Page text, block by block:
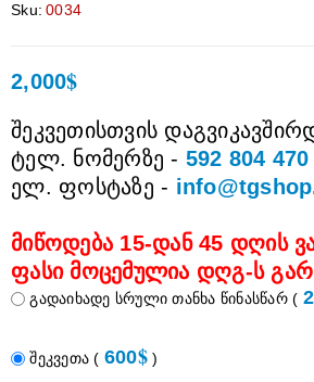
Sku: 0034
2,000$
შეკვეთისთვის
ტელ. ნომერზე - 592 804 470
ელ. ფოსტაზე -
მიწოდება 15-დან 45 დღის
ფასი მოცემულია დღგ-ს
გადაიხადე სრული თანხა წინასწარ (
შეკვეთა( 600$)